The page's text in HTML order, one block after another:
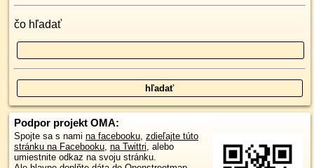
čo hľadať
Podpor projekt OMA:
Spojte sa s nami na facebooku, zdieľajte túto
stránku na Facebooku, na Twittri, alebo
umiestnite odkaz na svoju stránku.